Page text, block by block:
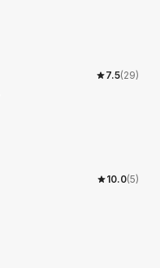
7.5(29)
10.0(5)